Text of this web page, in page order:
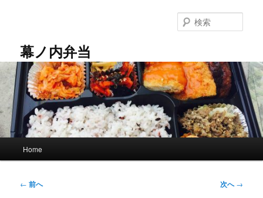
テ
ン
へ
移
動
幕ノ内弁当
索
Home
投
← 前へ 次へ→